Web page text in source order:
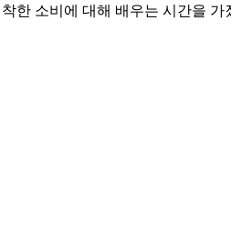
한 소비에 대해 배우는 시간을 가